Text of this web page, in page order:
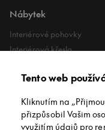
Nábytek
Interiérové pohovky
Interiérová křesla
Lehátka
Exteriérové pufy
Tento web
Kliknutím na
přizpůsobil Vašim
využitím údajů pro